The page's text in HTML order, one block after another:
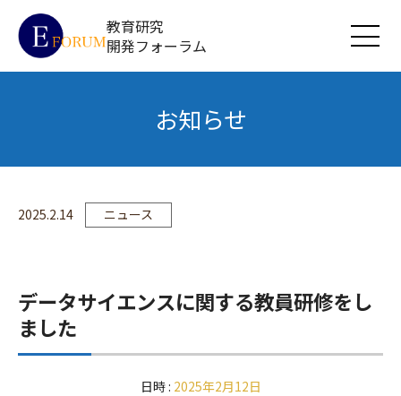
教育研究
開発フォーラム
お知らせ
2025.2.14 ニュース
データサイエンスに関する教員研修をし
ました
日時 : 2025年2月12日